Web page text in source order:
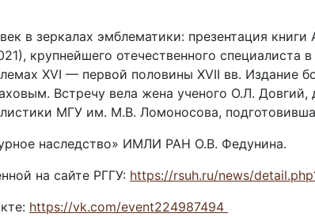
в зеркалах эмблематики: презентация
крупнейшего отечественного специалиста
XVI — первой половины XVII вв. Издание
Встречу вела жена ученого О.Л. Довгий,
МГУ им. М.В. Ломоносова,
наследство» ИМЛИ РАН О.В. Федунина.
на сайте РГГУ: https://rsuh.ru/news/
https://vk.com/event224987494